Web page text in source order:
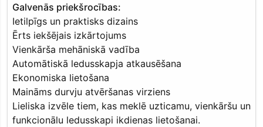
Galvenās priekšrocības:
Ietilpīgs un praktisks dizains
Ērts iekšējais izkārtojums
Vienkārša mehāniskā vadība
Automātiskā ledusskapja atkausēšana
Ekonomiska lietošana
Maināms durvju atvēršanas virziens
Lieliska izvēle tiem, kas meklē uzticamu, vienkāršu un
funkcionālu ledusskapi ikdienas lietošanai.